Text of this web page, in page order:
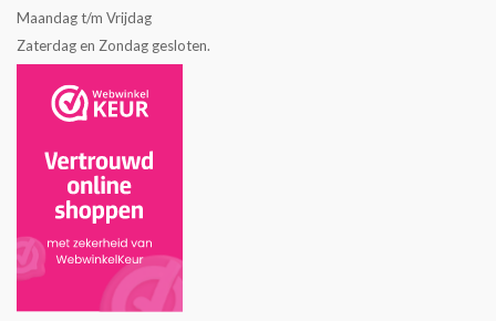
Maandag t/m Vrijdag
Zaterdag en Zondag gesloten.